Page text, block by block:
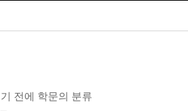
전에 학문의 분류